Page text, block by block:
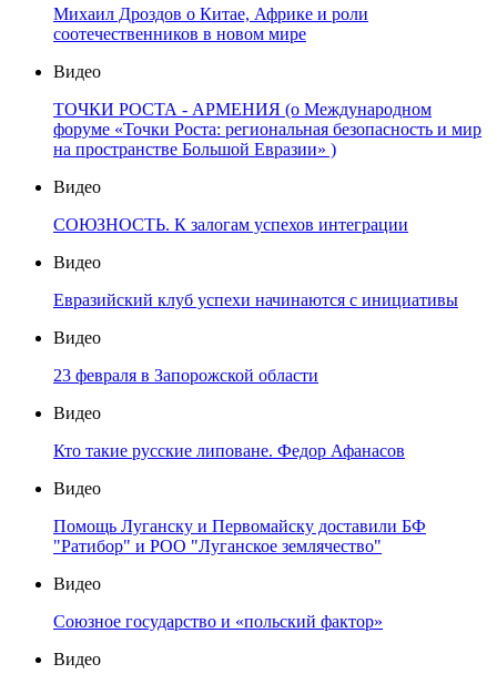
Михаил Дроздов о Китае, Африке и роли
соотечественников в новом мире
Видео
ТОЧКИ РОСТА - АРМЕНИЯ (о Международном
форуме «Точки Роста: региональная безопасность и мир
на пространстве Большой Евразии» )
Видео
СОЮЗНОСТЬ. К залогам успехов интеграции
Видео
Евразийский клуб успехи начинаются с инициативы
Видео
23 февраля в Запорожской области
Видео
Кто такие русские липоване. Федор Афанасов
Видео
Помощь Луганску и Первомайску доставили БФ
"Ратибор" и РОО "Луганское землячество"
Видео
Союзное государство и «польский фактор»
Видео